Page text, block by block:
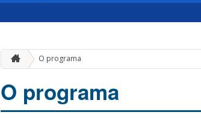
O programa
O programa